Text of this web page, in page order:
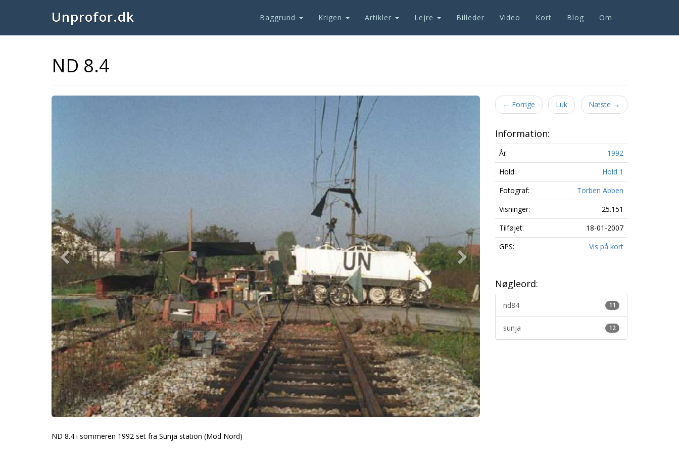
Unprofor.dk Baggrund Krigen Artikler Lejre Billeder Video Kort Blog Om
ND 8.4
Previous
ND 8.4 i sommeren 1992 set fra Sunja station (Mod Nord)
← Forrige Luk Næste →
Information:
År:
1992
Hold:
Hold 1
Fotograf:
Torben Abben
Visninger:
25.151
Tilføjet:
18-01-2007
GPS:
Vis på kort
Nøgleord:
11
nd84
12
sunja